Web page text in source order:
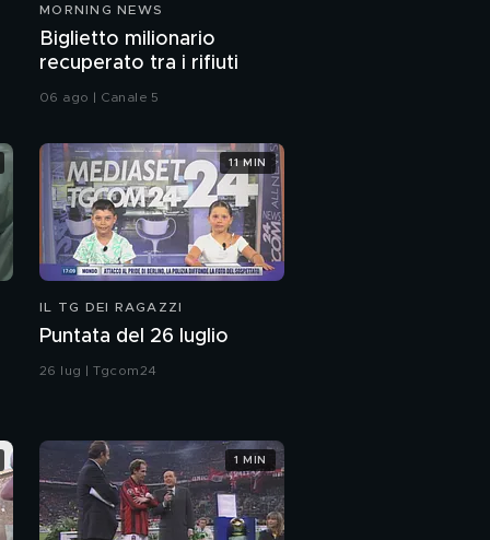
MORNING NEWS
Biglietto milionario
recuperato tra i rifiuti
06 ago | Canale 5
IL TG DEI RAGAZZI
Puntata del 26 luglio
26 lug | Tgcom24
11 MIN
1 MIN